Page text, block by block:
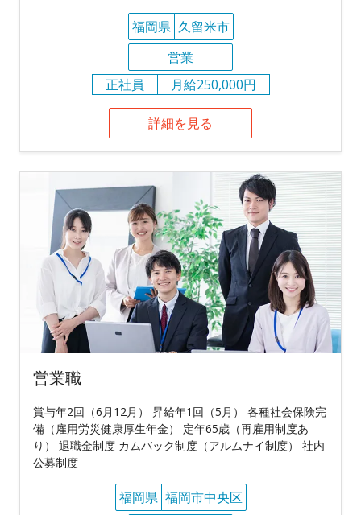
福岡県 久留米市
営業
正社員
月給250,000円
詳細を見る
営業職
賞与年2回（6月12月） 昇給年1回（5月） 各種社会保険完
備（雇用労災健康厚生年金） 定年65歳（再雇用制度あ
り） 退職金制度 カムバック制度（アルムナイ制度） 社内
公募制度
福岡県 福岡市中央区